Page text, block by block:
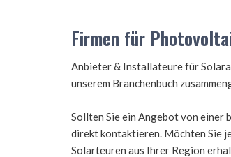
Firmen für
Anbieter & Installateure für
unserem Branchenbuch
Sollten Sie ein Angebot von einer
direkt kontaktieren. Möchten Sie
Solarteuren aus Ihrer Region